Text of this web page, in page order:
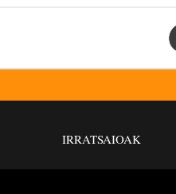
IRRATSAIOAK